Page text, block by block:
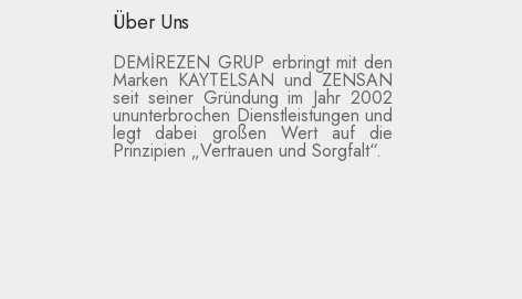
Über Uns
DEMİREZEN GRUP erbringt mit den
Marken KAYTELSAN und ZENSAN
seit seiner Gründung im Jahr 2002
ununterbrochen Dienstleistungen und
legt dabei großen Wert auf die
Prinzipien „Vertrauen und Sorgfalt“.